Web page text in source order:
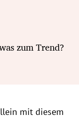
zum Trend?
mit diesem